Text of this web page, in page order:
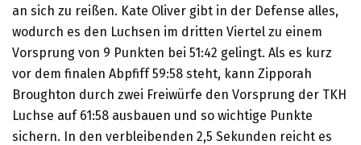
an sich zu reißen. Kate Oliver gibt in der Defense alles,
wodurch es den Luchsen im dritten Viertel zu einem
Vorsprung von 9 Punkten bei 51:42 gelingt. Als es kurz
vor dem finalen Abpfiff 59:58 steht, kann Zipporah
Broughton durch zwei Freiwürfe den Vorsprung der TKH
Luchse auf 61:58 ausbauen und so wichtige Punkte
sichern. In den verbleibenden 2,5 Sekunden reicht es